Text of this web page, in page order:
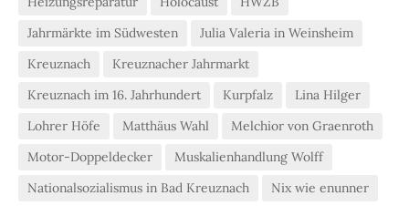
Jahrmärkte im Südwesten
Julia Valeria in Weinsheim
Kreuznach
Kreuznacher Jahrmarkt
Kreuznach im 16. Jahrhundert
Kurpfalz
Lina Hilger
Lohrer Höfe
Matthäus Wahl
Melchior von Graenroth
Motor-Doppeldecker
Muskalienhandlung Wolff
Nationalsozialismus in Bad Kreuznach
Nix wie enunner